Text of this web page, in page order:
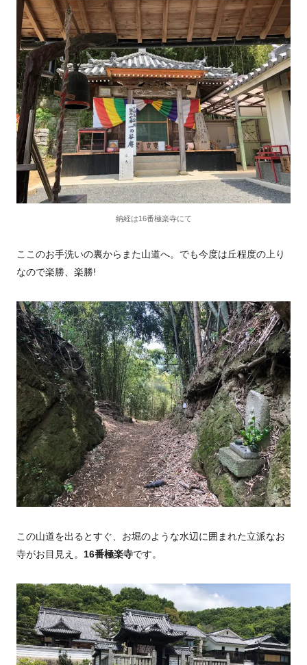
納経は16番極楽寺にて
ここのお手洗いの裏からまた山道へ。でも今度は丘程度の上り
なので楽勝、楽勝!
この山道を出るとすぐ、お堀のような水辺に囲まれた立派なお
寺がお目見え。 16番極楽寺です。